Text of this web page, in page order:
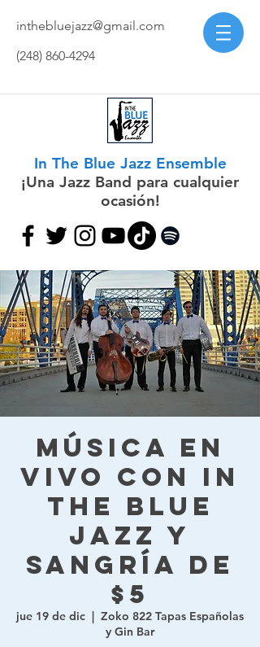
inthebluejazz@gmail.com
(248) 860-4294
In The Blue Jazz Ensemble
¡Una Jazz Band para cualquier
ocasión!
Música en
vivo con In
The Blue
Jazz y
sangría de
$5
jue 19 de dic
  |
Zoko 822 Tapas Españolas
y Gin Bar